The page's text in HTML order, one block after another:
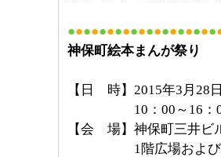
●●●●●●●●●●●●●●●●●●●
神保町絵本まんが祭り
【日 時】2015年3月28
10：00～16：
【会 場】神保町三井
1階広場およびエ